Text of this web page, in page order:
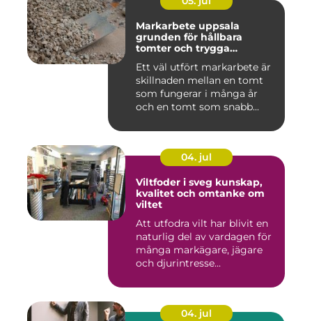
Markarbete uppsala
grunden för hållbara
tomter och trygga
Ett väl utfört markarbete är
skillnaden mellan en tomt
som fungerar i många år
och en tomt som snabb...
04. jul
Viltfoder i sveg kunskap,
kvalitet och omtanke om
viltet
Att utfodra vilt har blivit en
naturlig del av vardagen för
många markägare, jägare
och djurintresse...
04. jul